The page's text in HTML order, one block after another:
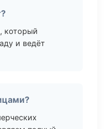
который
и ведёт